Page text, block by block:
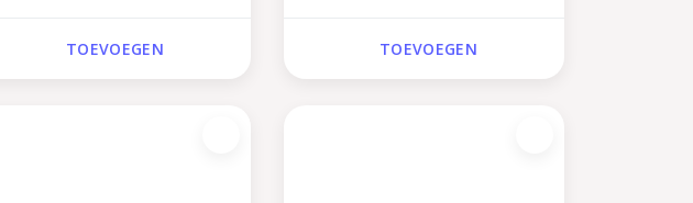
TOEVOEGEN TOEVOEGEN